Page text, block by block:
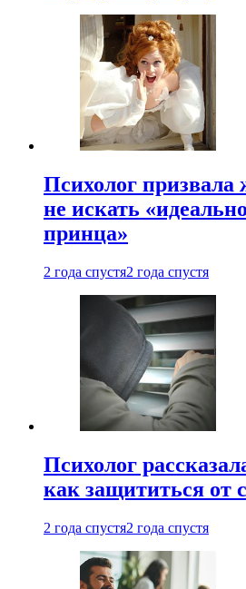
Психолог
не искать
принца»
2 года спустя2 года спустя
Психолог
как защититься от
2 года спустя2 года спустя